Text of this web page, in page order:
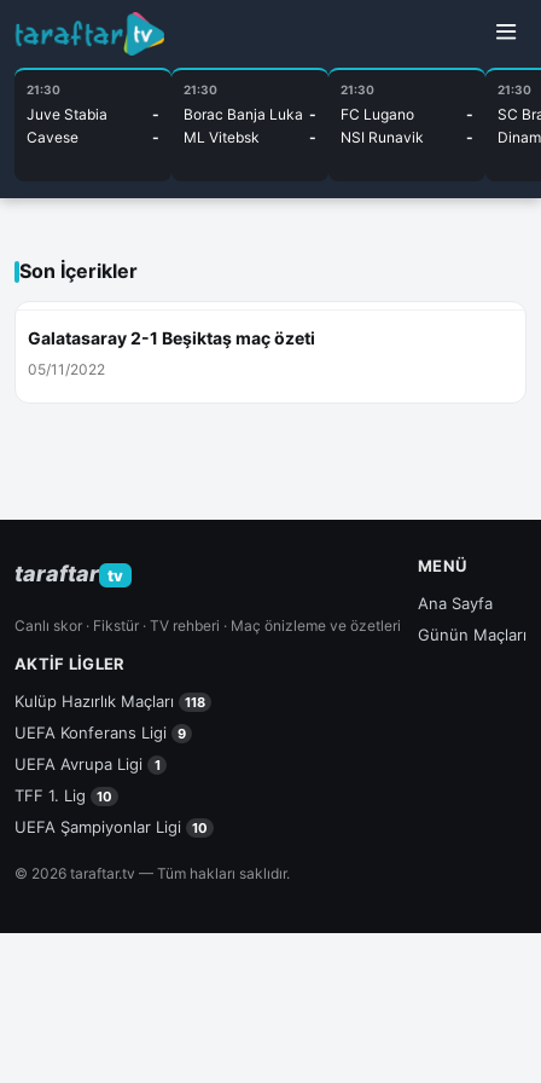
21:30
Juve Stabia
-
Cavese
-
21:30
Borac Banja Luka -
ML Vitebsk
-
21:30
FC Lugano
-
NSI Runavik
-
21:30
SC
Son İçerikler
Galatasaray 2-1 Beşiktaş maç özeti
05/11/2022
taraftar tv
Canlı skor · Fikstür · TV rehberi · Maç önizleme ve özetleri
MENÜ
Ana Sayfa
Günün Maçları
AKTIF LIGLER
Kulüp Hazırlık Maçları
118
UEFA Konferans Ligi 9
UEFA Avrupa Ligi 1
TFF 1. Lig 10
UEFA Şampiyonlar Ligi 10
© 2026 taraftar.tv — Tüm hakları saklıdır.